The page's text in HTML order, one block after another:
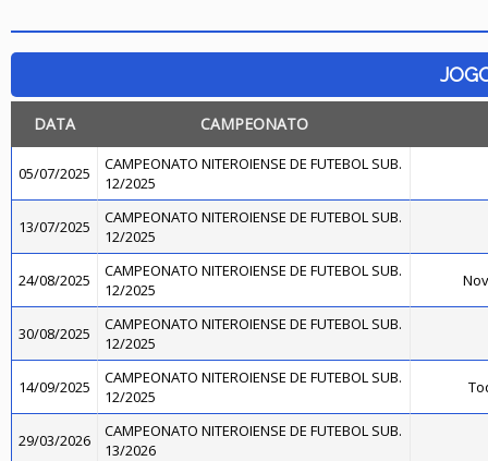
DATA CAMPEONATO
05/07/2025
CAMPEONATO NITEROIENSE DE FUTEBOL SUB.
12/2025
13/07/2025
CAMPEONATO NITEROIENSE DE FUTEBOL SUB.
12/2025
24/08/2025
CAMPEONATO NITEROIENSE DE FUTEBOL SUB.
12/2025
30/08/2025
CAMPEONATO NITEROIENSE DE FUTEBOL SUB.
12/2025
14/09/2025
CAMPEONATO NITEROIENSE DE FUTEBOL SUB.
12/2025
29/03/2026
CAMPEONATO NITEROIENSE DE FUTEBOL SUB.
13/2026